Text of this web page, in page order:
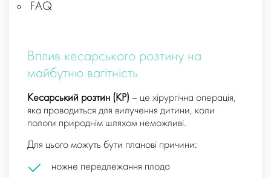
FAQ
Вплив кесарського розтину на
майбутню вагітність
Кесарський розтин (КР) – це хірургічна операція,
яка проводиться для вилучення дитини, коли
пологи природнім шляхом неможливі.
Для цього можуть бути планові причини:
ножне передлежання плода